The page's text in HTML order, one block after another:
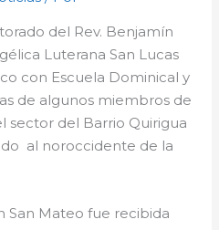
del Rev. Benjamín
Luterana San Lucas
con Escuela Dominical y
de algunos miembros de
sector del Barrio Quirigua
al noroccidente de la
San Mateo fue recibida